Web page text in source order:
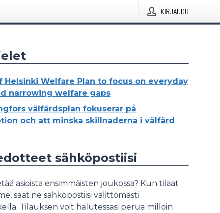
KIRJAUDU
Helsinki Welfare Plan to focus on everyday
narrowing welfare gaps
välfärdsplan fokuserar på
och att minska skillnaderna i välfärd
sähköpostiisi
asioista ensimmäisten joukossa? Kun tilaat
saat ne sähköpostiisi välittömästi
Tilauksen voit halutessasi perua milloin